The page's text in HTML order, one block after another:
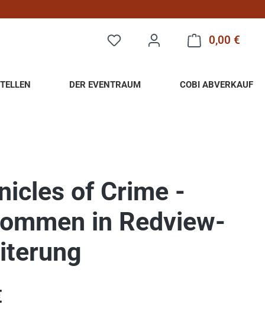
0,00 €
DER EVENTRAUM COBI ABVERKAUF
of Crime -
in Redview-